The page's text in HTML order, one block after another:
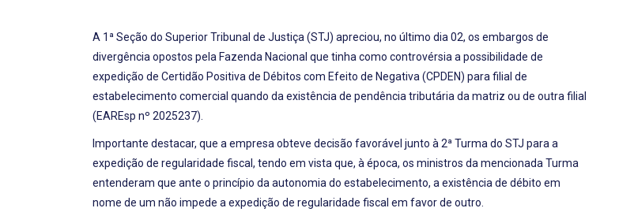
A 1ª Seção do Superior Tribunal de Justiça (STJ) apreciou, no último dia 02, os embargos de
divergência opostos pela Fazenda Nacional que tinha como controvérsia a possibilidade de
expedição de Certidão Positiva de Débitos com Efeito de Negativa (CPDEN) para filial de
estabelecimento comercial quando da existência de pendência tributária da matriz ou de outra filial
(EAREsp nº 2025237).
Importante destacar, que a empresa obteve decisão favorável junto à 2ª Turma do STJ para a
expedição de regularidade fiscal, tendo em vista que, à época, os ministros da mencionada Turma
entenderam que ante o princípio da autonomia do estabelecimento, a existência de débito em
nome de um não impede a expedição de regularidade fiscal em favor de outro.